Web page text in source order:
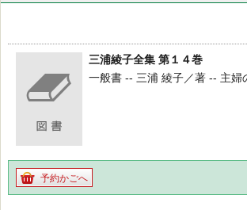
三浦綾子全集 第１４巻
一般書 -- 三浦 綾子／著 -- 主
予約かごへ